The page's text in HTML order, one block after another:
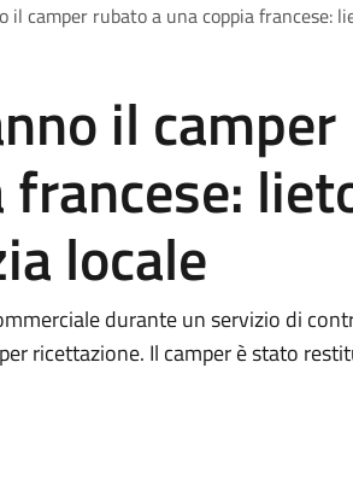
il camper rubato a una coppia francese:
il camper
locale
durante un servizio di
ricettazione. Il camper è stato